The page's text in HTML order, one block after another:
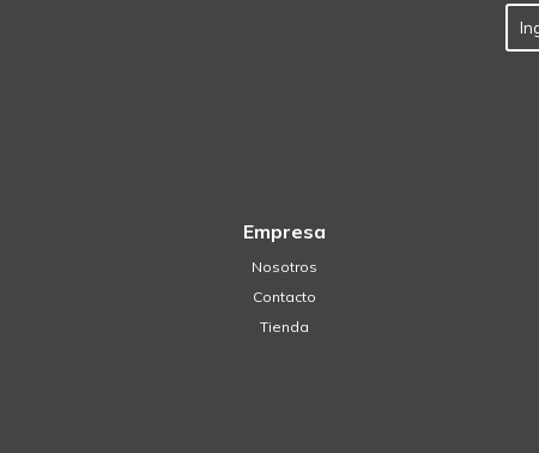
Empresa
Nosotros
Contacto
Tienda